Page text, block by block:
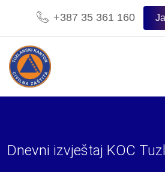
content
+387 35 361 160
Dnevni izvještaj KOC